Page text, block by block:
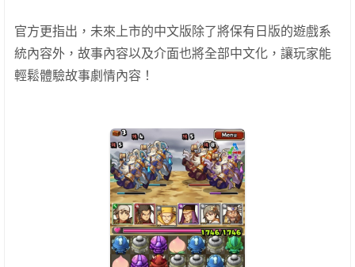
官方更指出，未來上市的中文版除了將保有日版的遊戲系
統內容外，故事內容以及介面也將全部中文化，讓玩家能
輕鬆體驗故事劇情內容！